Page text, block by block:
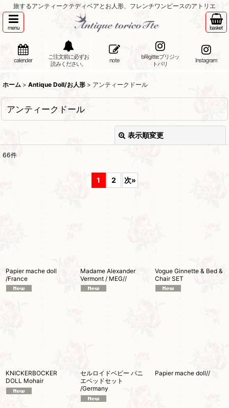
旅するアンティークテディベアとお人形、フレンチワンピースのアトリエ
menu basket
calender
ご注文前に必ずお
読みください。
note
bRigitte:ブリジッ
トパリ
Instagram
ホーム > Antique Doll/お人形 > アンティークドール
アンティークドール
表示順変更
66件
1 2 次»
Papier mache doll
/France
Madame Alexander
Vermont / MEG//
Vogue Ginnette & Bed &
Chair SET
KNICKERBOCKER
DOLL Mohair
セルロイドベビー パニ
エベッドセット
/Germany
Papier mache doll//